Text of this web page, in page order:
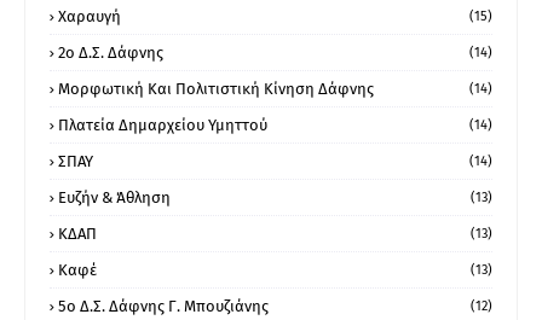
Χαραυγή (15)
2ο Δ.Σ. Δάφνης (14)
Μορφωτική Και Πολιτιστική Κίνηση Δάφνης (14)
Πλατεία Δημαρχείου Υμηττού (14)
ΣΠΑΥ (14)
Ευζήν & Άθληση (13)
ΚΔΑΠ (13)
Καφέ (13)
5ο Δ.Σ. Δάφνης Γ. Μπουζιάνης (12)